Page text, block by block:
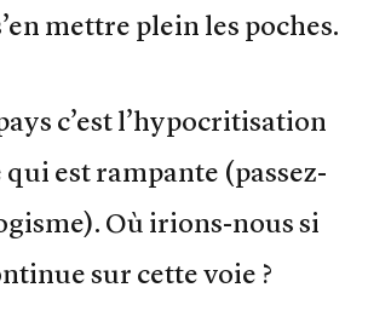
mettre plein les poches.
c’est l’hypocritisation
qui est rampante (passez-
Où irions-nous si
sur cette voie ?